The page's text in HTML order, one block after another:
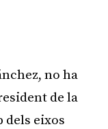
no ha
de la
dels eixos